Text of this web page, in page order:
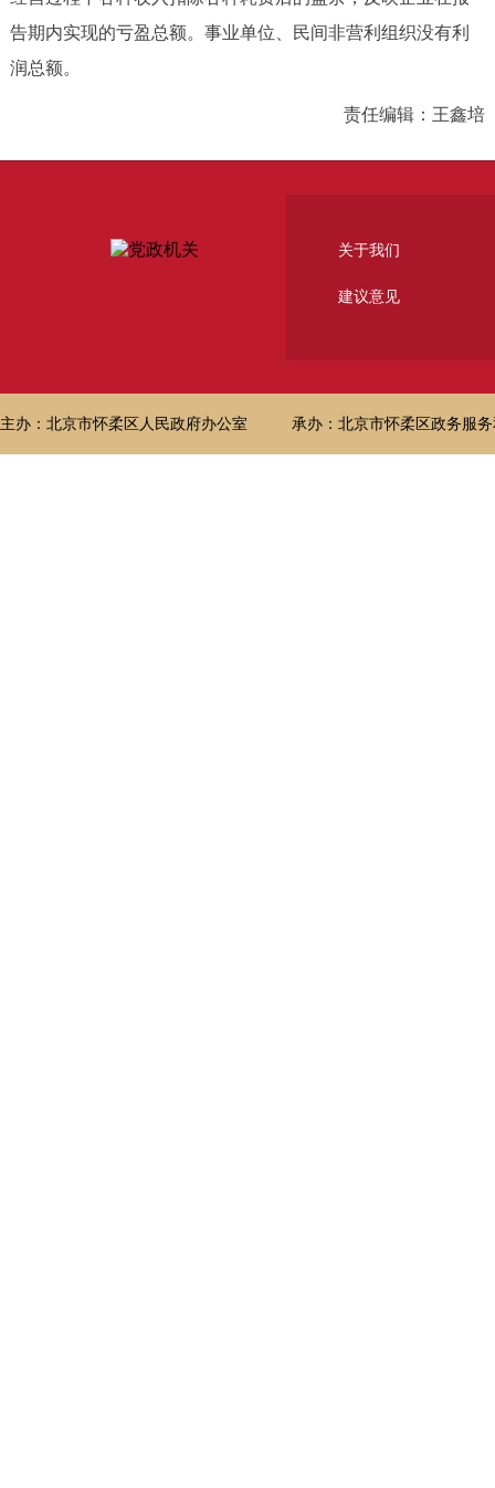
告期内实现的亏盈总额。事业单位、民间非营利组织没有利
润总额。
责任编辑：王鑫培
关于我们
建议意见
主办：北京市怀柔区人民政府办公室 承办：北京市怀柔区政务服